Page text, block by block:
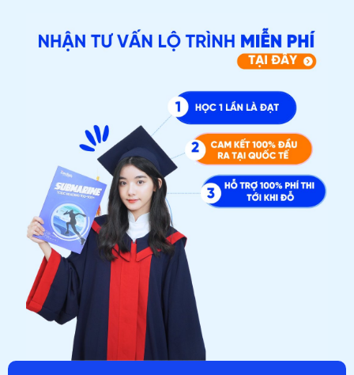
ĐĂNG KÝ TƯ VẤN